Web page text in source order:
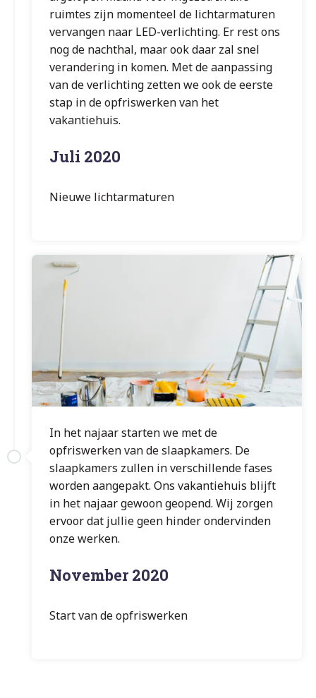
ruimtes zijn momenteel de lichtarmaturen
vervangen naar LED-verlichting. Er rest ons
nog de nachthal, maar ook daar zal snel
verandering in komen. Met de aanpassing
van de verlichting zetten we ook de eerste
stap in de opfriswerken van het
vakantiehuis.
Juli 2020
Nieuwe lichtarmaturen
In het najaar starten we met de
opfriswerken van de slaapkamers. De
slaapkamers zullen in verschillende fases
worden aangepakt. Ons vakantiehuis blijft
in het najaar gewoon geopend. Wij zorgen
ervoor dat jullie geen hinder ondervinden
onze werken.
November 2020
Start van de opfriswerken